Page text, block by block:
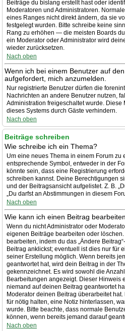
Beiträge du bislang erstellt hast oder
Moderatoren und Administratoren.
eines Ranges nicht direkt ändern, da sie
festgelegt wurden. Bitte schreibe keine
Rang zu erhöhen — die meisten Boards
ein Moderator oder Administrator wird
wieder zurücksetzen.
Nach oben
Wenn ich bei einem Benutzer auf
aufgefordert, mich anzumelden.
Nur registrierte Benutzer dürfen die
Nachrichten an andere Benutzer nutzen,
Administration freigeschaltet wurde. Diese
dieses Systems durch Gäste verhindern.
Nach oben
Beiträge schreiben
Wie schreibe ich ein Thema?
Um eine neues Thema in einem Forum zu
entsprechende Symbol, entweder in der
könnte sein, dass eine Registrierung
schreiben kannst. Deine Berechtigungen
und der Beitragsansicht aufgelistet. Z. B.
„Du darfst an Abstimmungen in diesem
Nach oben
Wie kann ich einen Beitrag
Wenn du nicht Administrator oder
eigenen Beiträge bearbeiten oder
bearbeiten, indem du das „Ändere
Beitrag anklickst; eventuell ist dies nur für
seiner Erstellung möglich. Wenn bereits
geantwortet hat, wird dein Beitrag in der
gekennzeichnet. Es wird sowohl die
Bearbeitungen angezeigt. Dieser Hinweis
niemand auf deinen Beitrag geantwortet
Moderator deinen Beitrag überarbeitet
für nötig halten, eine Notiz hinterlassen,
wurde. Bitte beachte, dass normale
können, wenn bereits jemand darauf
Nach oben